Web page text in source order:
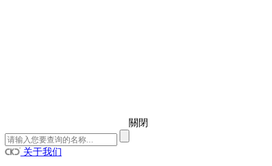
關閉
关于我们